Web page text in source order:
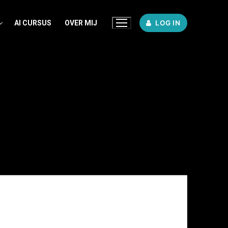
AI CURSUS OVER MIJ LOG IN